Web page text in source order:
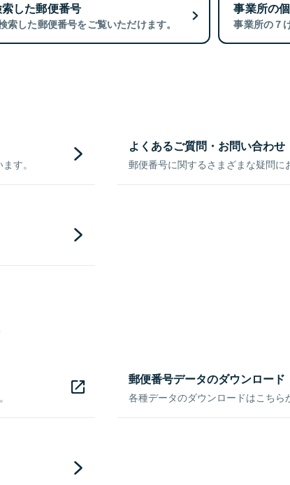
した郵便番号
索した郵便番号をご覧いただけます。
事業所の
事業所の７
す。
よくあるご質問・お問い合わせ
郵便番号に関するさまざまな疑問に
郵便番号データのダウンロード
各種データのダウンロードはこちら